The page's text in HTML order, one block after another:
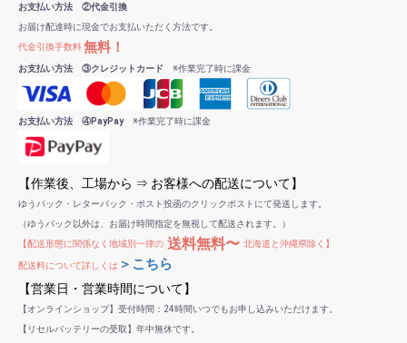
お支払い方法 ②代金引換
お届け配達時に現金でお支払いただく方法です。
代金引換手数料無料！
お支払い方法 ③クレジットカード ※作業完了時に課金
お支払い方法 ④PayPay※作業完了時に課金
【作業後、工場から ⇒ お客様への配送について】
ゆうパック・レターパック・ポスト投函のクリックポストにて発送します。
（ゆうパック以外は、お届け時間指定を無視して配送されます。）
【配送形態に関係なく地域別一律の 送料無料〜 北海道と沖縄県除く】
配送料について詳しくは ＞こちら
【営業日・営業時間について】
【オンラインショップ】受付時間：24時間いつでもお申し込みいただけます。
【リセルバッテリーの受取】年中無休です。